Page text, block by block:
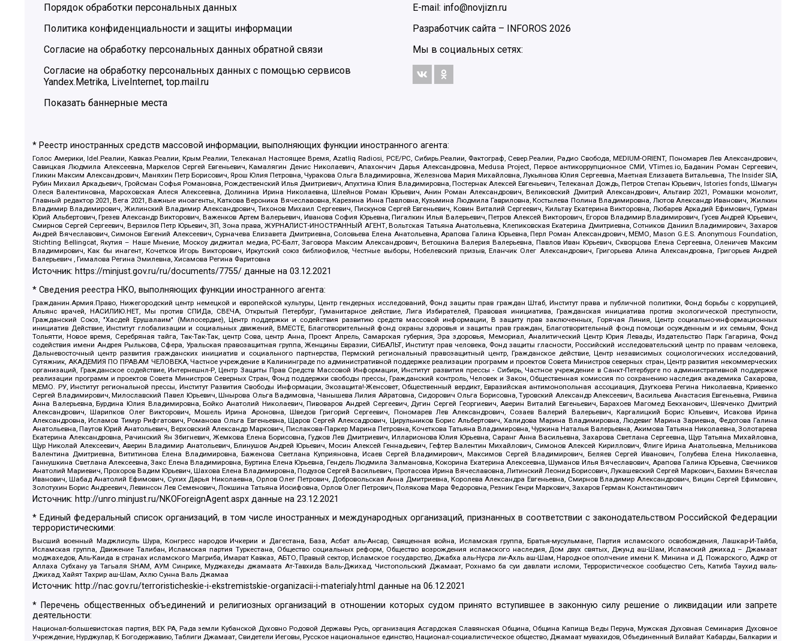
Порядок обработки персональных данных
Политика конфиденциальности и защиты информации
Согласие на обработку персональных данных обратной связи
Согласие на обработку персональных данных с помощью сервисов
Yandex.Metrika, LiveInternet, top.mail.ru
Показать баннерные места
E-mail: info@novjizn.ru
Разработчик сайта – INFOROS 2026
Мы в социальных сетях:
* Реестр иностранных средств массовой информации, выполняющих функции иностранного агента:
Голос Америки, Idel.Реалии, Кавказ.Реалии, Крым.Реалии, Телеканал Настоящее Время, Azatliq Radiosi, PCE/PC, Сибирь.Реалии, Фактограф, Север.Реалии, Радио Свобода, MEDIUM-ORIENT, Пономарев Лев Александрович,
Савицкая Людмила Алексеевна, Маркелов Сергей Евгеньевич, Камалягин Денис Николаевич, Апахончич Дарья Александровна, Medusa Project, Первое антикоррупционное СМИ, VTimes.io, Баданин Роман Сергеевич,
Гликин Максим Александрович, Маняхин Петр Борисович, Ярош Юлия Петровна, Чуракова Ольга Владимировна, Железнова Мария Михайловна, Лукьянова Юлия Сергеевна, Маетная Елизавета Витальевна, The Insider SIA,
Рубин Михаил Аркадьевич, Гройсман Софья Романовна, Рождественский Илья Дмитриевич, Апухтина Юлия Владимировна, Постернак Алексей Евгеньевич, Телеканал Дождь, Петров Степан Юрьевич, Istories fonds, Шмагун
Олеся Валентиновна, Мароховская Алеся Алексеевна, Долинина Ирина Николаевна, Шлейнов Роман Юрьевич, Анин Роман Александрович, Великовский Дмитрий Александрович, Альтаир 2021, Ромашки монолит,
Главный редактор 2021, Вега 2021, Важные иноагенты, Каткова Вероника Вячеславовна, Карезина Инна Павловна, Кузьмина Людмила Гавриловна, Костылева Полина Владимировна, Лютов Александр Иванович, Жилкин
Владимир Владимирович, Жилинский Владимир Александрович, Тихонов Михаил Сергеевич, Пискунов Сергей Евгеньевич, Ковин Виталий Сергеевич, Кильтау Екатерина Викторовна, Любарев Аркадий Ефимович, Гурман
Юрий Альбертович, Грезев Александр Викторович, Важенков Артем Валерьевич, Иванова София Юрьевна, Пигалкин Илья Валерьевич, Петров Алексей Викторович, Егоров Владимир Владимирович, Гусев Андрей Юрьевич,
Смирнов Сергей Сергеевич, Верзилов Петр Юрьевич, ЗП, Зона права, ЖУРНАЛИСТ-ИНОСТРАННЫЙ АГЕНТ, Вольтская Татьяна Анатольевна, Клепиковская Екатерина Дмитриевна, Сотников Даниил Владимирович, Захаров
Андрей Вячеславович, Симонов Евгений Алексеевич, Сурначева Елизавета Дмитриевна, Соловьева Елена Анатольевна, Арапова Галина Юрьевна, Перл Роман Александрович, МЕМО, Mason G.E.S. Anonymous Foundation,
Stichting Bellingcat, Якутия – Наше Мнение, Москоу диджитал медиа, РС-Балт, Заговора Максим Александрович, Ветошкина Валерия Валерьевна, Павлов Иван Юрьевич, Скворцова Елена Сергеевна, Оленичев Максим
Владимирович, Как бы инагент, Кочетков Игорь Викторович, Иркутский союз библиофилов, Честные выборы, Нобелевский призыв, Еланчик Олег Александрович, Григорьева Алина Александровна, Григорьев Андрей
Валерьевич , Гималова Регина Эмилевна, Хисамова Регина Фаритовна
Источник: https://minjust.gov.ru/ru/documents/7755/ данные на03.12.2021
* Сведения реестра НКО, выполняющих функции иностранного агента:
Гражданин.Армия.Право, Нижегородский центр немецкой и европейской культуры, Центр гендерных исследований, Фонд защиты прав граждан Штаб, Институт права и публичной политики, Фонд борьбы с коррупцией,
Альянс врачей, НАСИЛИЮ.НЕТ, Мы против СПИДа, СВЕЧА, Открытый Петербург, Гуманитарное действие, Лига Избирателей, Правовая инициатива, Гражданская инициатива против экологической преступности,
Гражданский Союз, "Хасдей Ерушалаим" (Милосердие), Центр поддержки и содействия развитию средств массовой информации, В защиту прав заключенных, Горячая Линия, Центр социально-информационных
инициатив Действие, Институт глобализации и социальных движений, ВМЕСТЕ, Благотворительный фонд охраны здоровья и защиты прав граждан, Благотворительный фонд помощи осужденным и их семьям, Фонд
Тольятти, Новое время, Серебряная тайга, Так-Так-Так, центр Сова, центр Анна, Проект Апрель, Самарская губерния, Эра здоровья, Мемориал, Аналитический Центр Юрия Левады, Издательство Парк Гагарина, Фонд
содействия имени Андрея Рылькова, Сфера, Уральская правозащитная группа, Женщины Евразии, СИБАЛЬТ, Институт прав человека, Фонд защиты гласности, Российский исследовательский центр по правам человека,
Дальневосточный центр развития гражданских инициатив и социального партнерства, Пермский региональный правозащитный центр, Гражданское действие, Центр независимых социологических исследований,
Сутяжник, АКАДЕМИЯ ПО ПРАВАМ ЧЕЛОВЕКА, Частное учреждение в Калининграде по административной поддержке реализации программ и проектов Совета Министров северных стран, Центр развития некоммерческих
организаций, Гражданское содействие, Интернешнл-Р, Центр Защиты Прав Средств Массовой Информации, Институт развития прессы - Сибирь, Частное учреждение в Санкт-Петербурге по административной поддержке
реализации программ и проектов Совета Министров Северных Стран, Фонд поддержки свободы прессы, Гражданский контроль, Человек и Закон, Общественная комиссия по сохранению наследия академика Сахарова,
МЕМО. РУ, Институт региональной прессы, Институт Развития Свободы Информации, Экозащита!-Женсовет, Общественный вердикт, Евразийская антимонопольная ассоциация, Дзугкоева Регина Николаевна, Кривенко
Сергей Владимирович, Милославский Павел Юрьевич, Шнырова Ольга Вадимовна, Чанышева Лилия Айратовна, Сидорович Ольга Борисовна, Туровский Александр Алексеевич, Васильева Анастасия Евгеньевна, Ривина
Анна Валерьевна, Бурдина Юлия Владимировна, Бойко Анатолий Николаевич, Пивоваров Андрей Сергеевич, Дугин Сергей Георгиевич, Аверин Виталий Евгеньевич, Барахоев Магомед Бекханович, Шевченко Дмитрий
Александрович, Шарипков Олег Викторович, Мошель Ирина Ароновна, Шведов Григорий Сергеевич, Пономарев Лев Александрович, Созаев Валерий Валерьевич, Каргалицкий Борис Юльевич, Исакова Ирина
Александровна, Исламов Тимур Рифгатович, Романова Ольга Евгеньевна, Щаров Сергей Алексадрович, Цирульников Борис Альбертович, Халидова Марина Владимировна, Людевиг Марина Зариевна, Федотова Галина
Анатольевна, Паутов Юрий Анатольевич, Верховский Александр Маркович, Пислакова-Паркер Марина Петровна, Кочеткова Татьяна Владимировна, Чуркина Наталья Валерьевна, Акимова Татьяна Николаевна, Золотарева
Екатерина Александровна, Рачинский Ян Збигневич, Жемкова Елена Борисовна, Гудков Лев Дмитриевич, Илларионова Юлия Юрьевна, Саранг Анна Васильевна, Захарова Светлана Сергеевна, Щур Татьяна Михайловна,
Щур Николай Алексеевич, Аверин Владимир Анатольевич, Блинушов Андрей Юрьевич, Мосин Алексей Геннадьевич, Гефтер Валентин Михайлович, Симонов Алексей Кириллович, Флиге Ирина Анатольевна, Мельникова
Валентина Дмитриевна, Вититинова Елена Владимировна, Баженова Светлана Куприяновна, Исаев Сергей Владимирович, Максимов Сергей Владимирович, Беляев Сергей Иванович, Голубева Елена Николаевна,
Ганнушкина Светлана Алексеевна, Закс Елена Владимировна, Буртина Елена Юрьевна, Гендель Людмила Залмановна, Кокорина Екатерина Алексеевна, Шуманов Илья Вячеславович, Арапова Галина Юрьевна, Свечников
Анатолий Мариевич, Прохоров Вадим Юрьевич, Шахова Елена Владимировна, Подузов Сергей Васильевич, Протасова Ирина Вячеславовна, Литинский Леонид Борисович, Лукашевский Сергей Маркович, Бахмин Вячеслав
Иванович, Шабад Анатолий Ефимович, Сухих Дарья Николаевна, Орлов Олег Петрович, Добровольская Анна Дмитриевна, Королева Александра Евгеньевна, Смирнов Владимир Александрович, Вицин Сергей Ефимович,
Золотухин Борис Андреевич, Левинсон Лев Семенович, Локшина Татьяна Иосифовна, Орлов Олег Петрович, Полякова Мара Федоровна, Резник Генри Маркович, Захаров Герман Константинович
Источник: http://unro.minjust.ru/NKOForeignAgent.aspx данные на23.12.2021
* Единый федеральный список организаций, в том числе иностранных и международных организаций, признанных в соответствии с законодательством Российской Федерации
террористическими:
Высший военный Маджлисуль Шура, Конгресс народов Ичкерии и Дагестана, База, Асбат аль-Ансар, Священная война, Исламская группа, Братья-мусульмане, Партия исламского освобождения, Лашкар-И-Тайба,
Исламская группа, Движение Талибан, Исламская партия Туркестана, Общество социальных реформ, Общество возрождения исламского наследия, Дом двух святых, Джунд аш-Шам, Исламский джихад – Джамаат
моджахедов, Аль-Каида в странах исламского Магриба, Имарат Кавказ, АБТО, Правый сектор, Исламское государство, Джабха аль-Нусра ли-Ахль аш-Шам, Народное ополчение имени К. Минина и Д. Пожарского, Аджр от
Аллаха Субхану уа Тагьаля SHAM, АУМ Синрике, Муджахеды джамаата Ат-Тавхида Валь-Джихад, Чистопольский Джамаат, Рохнамо ба суи давлати исломи, Террористическое сообщество Сеть, Катиба Таухид валь-
Джихад, Хайят Тахрир аш-Шам, Ахлю Сунна Валь Джамаа
Источник:http://nac.gov.ru/terroristicheskie-i-ekstremistskie-organizacii-i-materialy.html данные на06.12.2021
* Перечень общественных объединений и религиозных организаций в отношении которых судом принято вступившее в законную силу решение о ликвидации или запрете
деятельности:
Национал-большевистская партия, ВЕК РА, Рада земли Кубанской Духовно Родовой Державы Русь, организация Асгардская Славянская Община, Община Капища Веды Перуна, Мужская Духовная Семинария Духовное
Учреждение, Нурджулар, К Богодержавию, Таблиги Джамаат, Свидетели Иеговы, Русское национальное единство, Национал-социалистическое общество, Джамаат мувахидов, Объединенный Вилайат Кабарды, Балкарии и